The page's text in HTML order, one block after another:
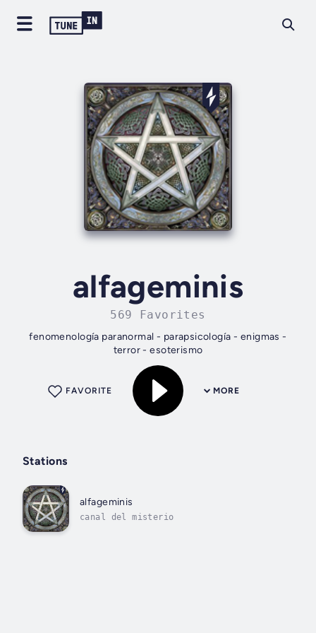
alfageminis
569 Favorites
fenomenología paranormal - parapsicología - enigmas -
terror - esoterismo
MORE
FAVORITE
Stations
alfageminis
canal del misterio